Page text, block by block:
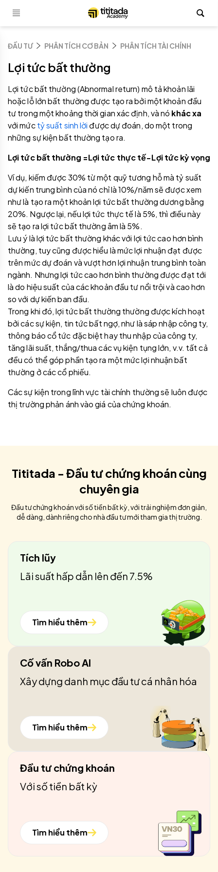
ĐẦU TƯ PHÂN TÍCH CƠ BẢN PHÂN TÍCH TÀI CHÍNH
Lợi tức bất thường
Lợi tức bất thường (Abnormal return) mô tả khoản lãi
hoặc lỗ lớn bất thường được tạo ra bởi một khoản đầu
tư trong một khoảng thời gian xác định, và nó khác xa
với mứctỷ suất sinh lời được dự đoán, do một trong
những sự kiện bất thường tạo ra.
Lợi tức bất thường =Lợi tức thực tế−Lợi tức kỳ vọng
Ví dụ, kiếm được 30% từ một quỹ tương hỗ mà tỷ suất
dự kiến trung bình của nó chỉ là 10%/năm sẽ được xem
như là tạo ra một khoản lợi tức bất thường dương bằng
20%. Ngược lại, nếu lợi tức thực tế là 5%, thì điều này
sẽ tạo ra lợi tức bất thường âm là 5%.
Lưu ý là lợi tức bất thường khác với lợi tức cao hơn bình
thường, tuy cũng được hiểu là mức lợi nhuận đạt được
trên mức dự đoán và vượt hơn lợi nhuận trung bình toàn
ngành. Nhưng lợi tức cao hơn bình thường được đạt tới
là do hiệu suất của các khoản đầu tư nổi trội và cao hơn
so với dự kiến ban đầu.
Trong khi đó, lợi tức bất thường thường được kích hoạt
bởi các sự kiện, tin tức bất ngợ, như là sáp nhập công ty,
thông báo cổ tức đặc biệt hay thu nhập của công ty,
tăng lãi suất, thắng/thua các vụ kiện tụng lớn, v.v. tất cả
đều có thể góp phần tạo ra một mức lợi nhuận bất
thường ở các cổ phiếu.
Các sự kiện trong lĩnh vực tài chính thường sẽ luôn được
thị trường phản ánh vào giá của chứng khoán.
Tititada - Đầu tư chứng khoán cùng
chuyên gia
Đầu tư chứng khoán với số tiền bất kỳ, với trải nghiệm đơn giản,
dễ dàng, dành riêng cho nhà đầu tư mới tham gia thị trường.
Tích lũy
Lãi suất hấp dẫn lên đến 7.5%
Tìm hiểu thêm
Cố vấn Robo AI
Xây dựng danh mục đầu tư cá nhân hóa
Tìm hiểu thêm
Đầu tư chứng khoán
Với số tiền bất kỳ
Tìm hiểu thêm